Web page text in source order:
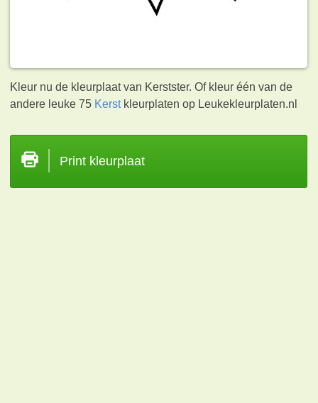
Kleur nu de kleurplaat van Kerstster. Of kleur één van de
andere leuke 75 Kerstkleurplaten op Leukekleurplaten.nl
Print kleurplaat